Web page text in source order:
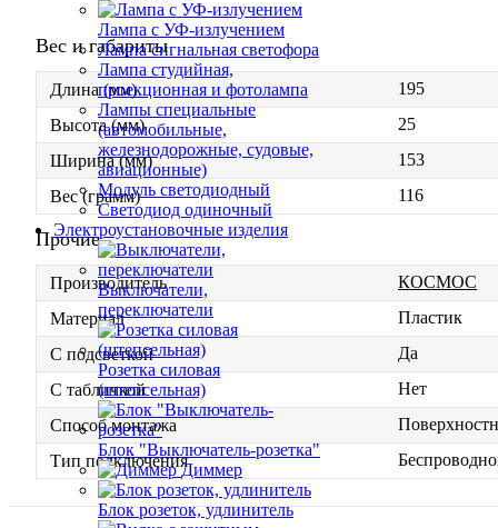
Лампа с УФ-излучением
Лампа сигнальная светофора
Лампа студийная,
проекционная и фотолампа
Лампы специальные
(автомобильные,
железнодорожные, судовые,
авиационные)
Модуль светодиодный
Светодиод одиночный
Электроустановочные изделия
Выключатели,
переключатели
Розетка силовая
(штепсельная)
Блок "Выключатель-розетка"
Диммер
Блок розеток, удлинитель
Вес и габариты
Длина (мм)
195
Высота (мм)
25
Ширина (мм)
153
Вес (грамм)
116
Прочие
Производитель
КОСМОС
Материал
Пластик
С подсветкой
Да
С табличкой
Нет
Способ монтажа
Тип подключения